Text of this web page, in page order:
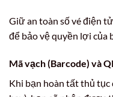
Giữ an toàn số vé điện
để bảo vệ quyền lợi của
Mã vạch (Barcode) và
Khi bạn hoàn tất thủ